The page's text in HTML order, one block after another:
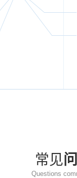
常见
Questions